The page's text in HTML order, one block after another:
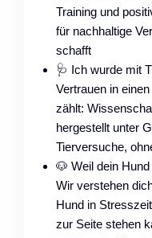
Training und
für nachhaltige
schafft
🩺 Ich wurde mit
Vertrauen in
zählt:
hergestellt unter
Tierversuche,
🐶 Weil dein
Wir verstehen
Hund in
zur Seite stehen